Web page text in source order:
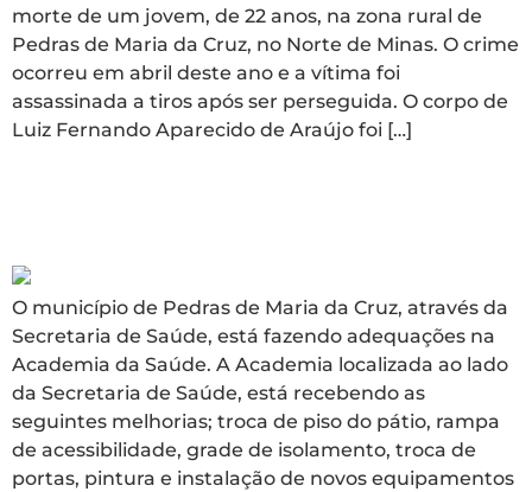
morte de um jovem, de 22 anos, na zona rural de
Pedras de Maria da Cruz, no Norte de Minas. O crime
ocorreu em abril deste ano e a vítima foi
assassinada a tiros após ser perseguida. O corpo de
Luiz Fernando Aparecido de Araújo foi […]
O município de Pedras de Maria da Cruz, através da
Secretaria de Saúde, está fazendo adequações na
Academia da Saúde. A Academia localizada ao lado
da Secretaria de Saúde, está recebendo as
seguintes melhorias; troca de piso do pátio, rampa
de acessibilidade, grade de isolamento, troca de
portas, pintura e instalação de novos equipamentos